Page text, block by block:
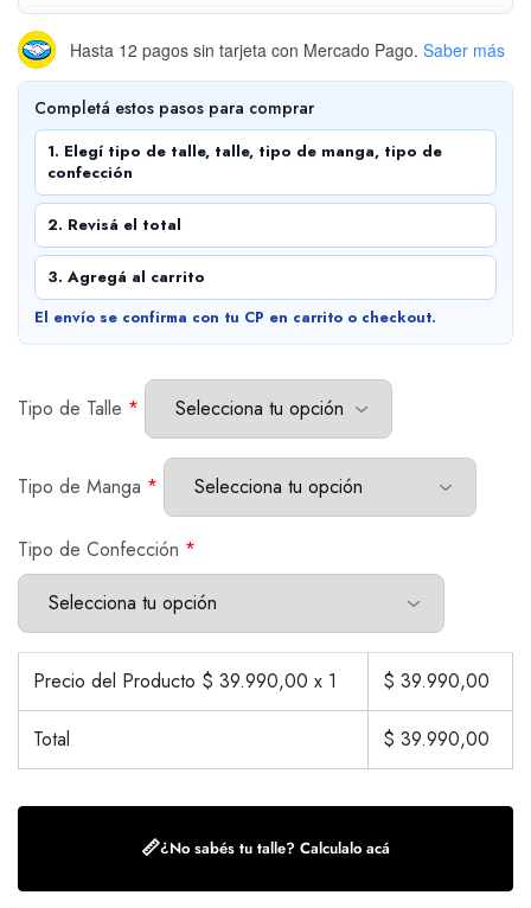
Hasta 12 pagos sin tarjeta con Mercado Pago. Saber más
Completá estos pasos para comprar
1. Elegí tipo de talle, talle, tipo de manga, tipo de
confección
2. Revisá el total
3. Agregá al carrito
El envío se confirma con tu CP en carrito o checkout.
Tipo de Talle *
Tipo de Manga *
Tipo de Confección *
Precio del Producto $ 39.990,00 x 1 $ 39.990,00
Total $ 39.990,00
📏¿No sabés tu talle? Calculalo acá